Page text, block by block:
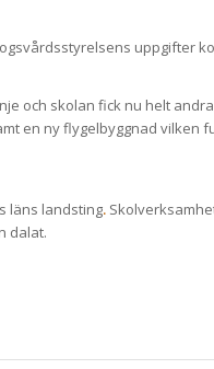
uppgifter
och skolan fick nu helt
en ny flygelbyggnad vilken
läns landsting.
dalat.